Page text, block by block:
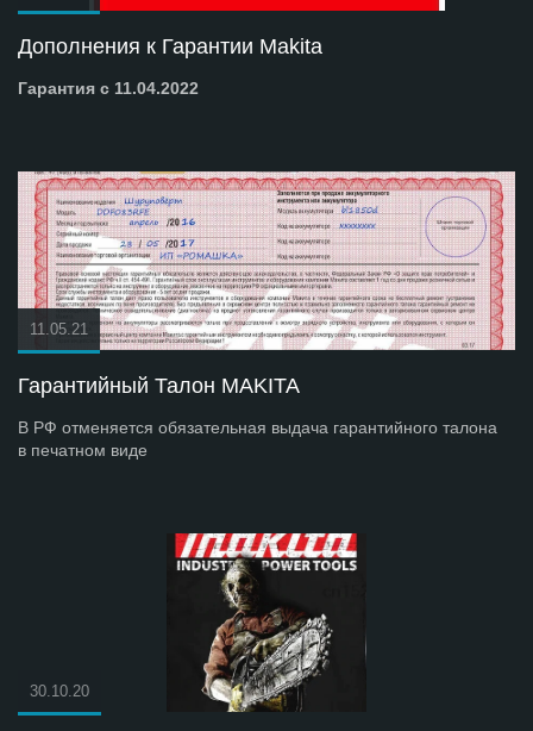
Дополнения к Гарантии Makita
Гарантия с 11.04.2022
11.05.21
Гарантийный Талон MAKITA
В РФ отменяется обязательная выдача гарантийного талона
в печатном виде
30.10.20